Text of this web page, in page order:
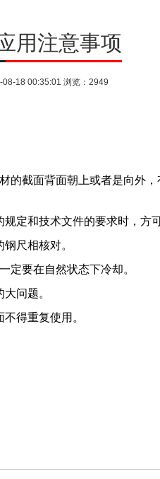
用注意事项
18 00:35:01 浏览：2949
截面背面朝上或者是向外
定和技术文件的要求时，方
尺相核对。
定要在自然状态下冷却。
问题。
得重复使用。